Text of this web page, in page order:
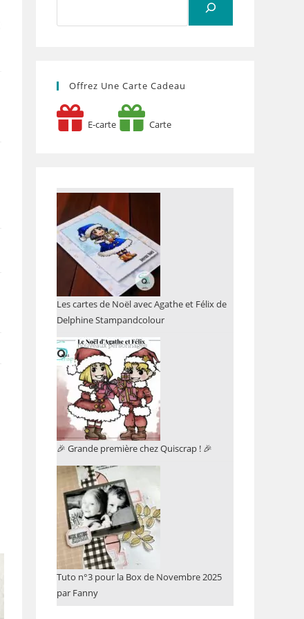
Offrez Une Carte Cadeau
E-carte Carte
Les cartes de Noël avec Agathe et Félix de
Delphine Stampandcolour
🎉 Grande première chez Quiscrap ! 🎉
Tuto n°3 pour la Box de Novembre 2025
par Fanny